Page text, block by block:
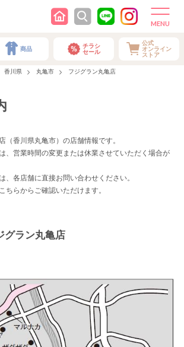
商品
チラシ
セール
公式
オンライン
ストア
香川県 丸亀市 フジグラン丸亀店
（香川県丸亀市）の店舗情報です。
、営業時間の変更または休業させていただく場合が
、各店舗に直接お問い合わせください。
ちらからご確認いただけます。
グラン丸亀店